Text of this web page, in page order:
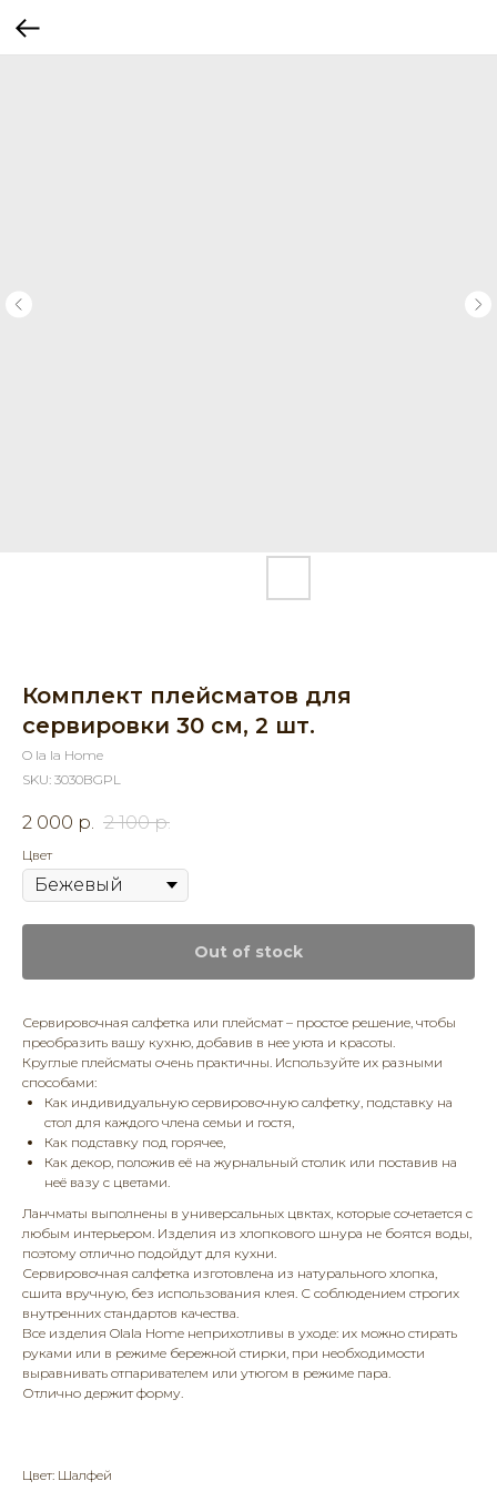
Комплект плейсматов для
сервировки 30 см, 2 шт.
O la la Home
SKU: 3030BGPL
2 000 р. 2 100 р.
Цвет
Out of stock
Сервировочная салфетка или плейсмат – простое решение, чтобы
преобразить вашу кухню, добавив в нее уюта и красоты.
Круглые плейсматы очень практичны. Используйте их разными
способами:
Как индивидуальную сервировочную салфетку, подставку на
стол для каждого члена семьи и гостя,
Как подставку под горячее,
Как декор, положив её на журнальный столик или поставив на
неё вазу с цветами.
Ланчматы выполнены в универсальных цвктах, которые сочетается с
любым интерьером. Изделия из хлопкового шнура не боятся воды,
поэтому отлично подойдут для кухни.
Сервировочная салфетка изготовлена из натурального хлопка,
сшита вручную, без использования клея. С соблюдением строгих
внутренних стандартов качества.
Все изделия Olala Home неприхотливы в уходе: их можно стирать
руками или в режиме бережной стирки, при необходимости
выравнивать отпаривателем или утюгом в режиме пара.
Отлично держит форму.
Цвет: Шалфей